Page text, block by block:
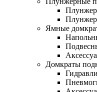
Ямные
Домкраты